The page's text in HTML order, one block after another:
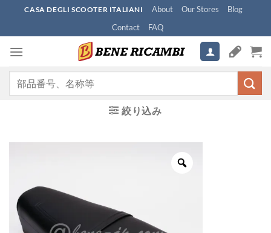
content
CASA DEGLI SCOOTER ITALIANI About Our Stores
Blog
Contact
FAQ
絞り込み